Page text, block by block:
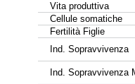
Vita produttiva
Cellule somatiche
Fertilità Figlie
Ind. Sopravvivenza
Ind. Sopravvivenza